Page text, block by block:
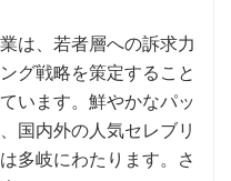
は、若者層への訴求力
グ戦略を策定すること
います。鮮やかなパッ
国内外の人気セレブリ
多岐にわたります。さ